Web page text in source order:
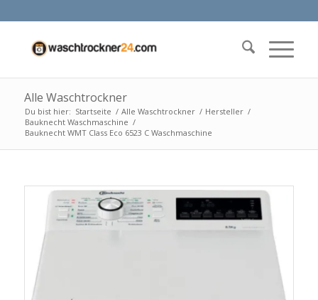
Alle Waschtrockner
Du bist hier: Startseite / Alle Waschtrockner / Hersteller /
Bauknecht Waschmaschine /
Bauknecht WMT Class Eco 6523 C Waschmaschine